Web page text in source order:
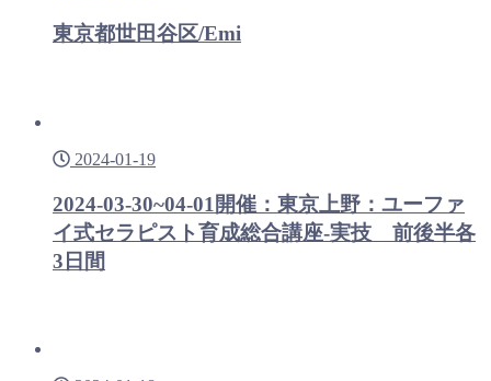
東京都世田谷区/Emi
2024-01-19
2024-03-30~04-01開催：東京上野：ユーファ
イ式セラピスト育成総合講座-実技 前後半各
3日間